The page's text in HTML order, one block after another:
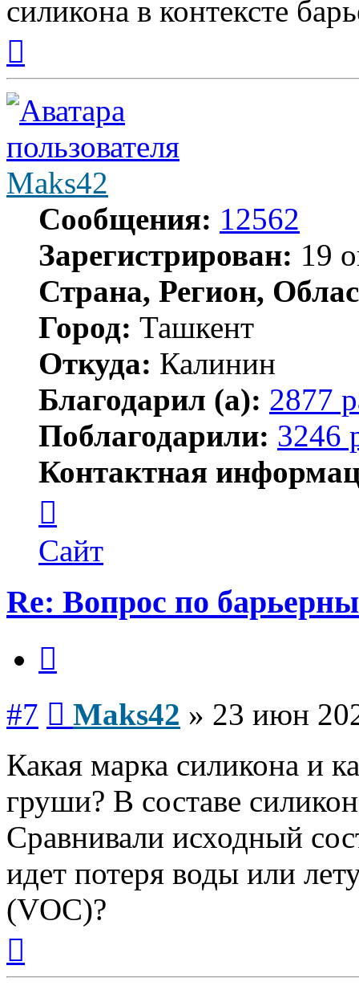
силикона в контексте
началу
Maks42
Сообщения: 12562
Зарегистрирован: 19
Страна, Регион,
Город: Ташкент
Откуда: Калинин
Благодарил (а): 2877
Поблагодарили: 3246
Контактная
пользователя
Maks42
Сайт
Re: Вопрос по
#7 Maks42 » 23 июн
Какая марка силикона и
груши? В составе
Сравнивали исходный
идет потеря воды или
(VOC)?
началу